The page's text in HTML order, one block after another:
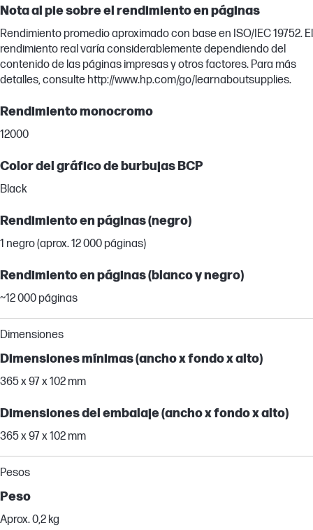
Nota al pie sobre el rendimiento en páginas
Rendimiento promedio aproximado con base en ISO/IEC 19752. El
rendimiento real varía considerablemente dependiendo del
contenido de las páginas impresas y otros factores. Para más
detalles, consulte http://www.hp.com/go/learnaboutsupplies.
Rendimiento monocromo
12000
Color del gráfico de burbujas BCP
Black
Rendimiento en páginas (negro)
1 negro (aprox. 12 000 páginas)
Rendimiento en páginas (blanco y negro)
~12 000 páginas
Dimensiones
Dimensiones mínimas (ancho x fondo x alto)
365 x 97 x 102 mm
Dimensiones del embalaje (ancho x fondo x alto)
365 x 97 x 102 mm
Pesos
Peso
Aprox. 0,2 kg